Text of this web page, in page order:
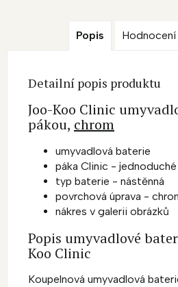
Popis Hodnocení
Detailní popis produktu
Joo-Koo Clinic
pákou, chrom
umyvadlová baterie
páka Clinic -
typ baterie - nástěnná
povrchová úprava -
nákres v galerii obrázků
Popis umyvadlové
Koo Clinic
Koupelnová umyvadlová